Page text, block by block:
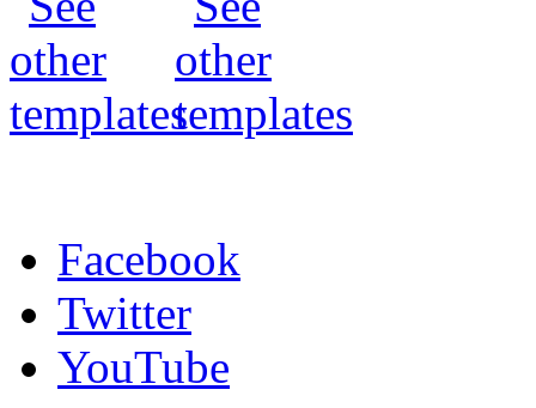
Facebook
Twitter
YouTube